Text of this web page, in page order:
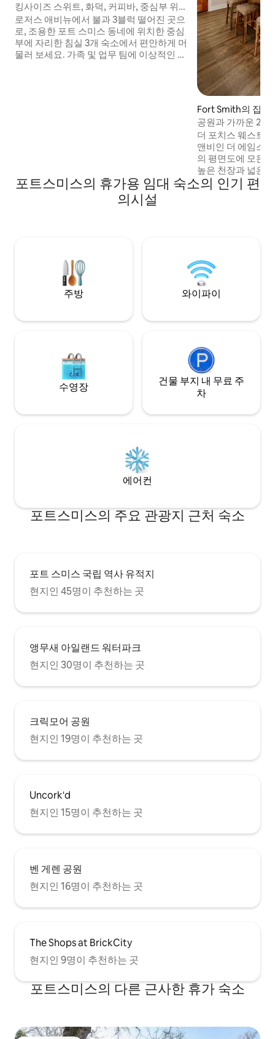
킹사이즈 스위트, 화덕, 커피바, 중심부 위
치
로저스 애비뉴에서 불과 3블럭 떨어진 곳으
로, 조용한 포트 스미스 동네에 위치한 중심
부에 자리한 침실 3개 숙소에서 편안하게 머
물러 보세요. 가족 및 업무 팀에 이상적인 숙
Fort Smith의 집
공원과 가까운 2
Ft. 스미스
더 포치스 웨스트
앤비인 더 에임스
의 평면도에 모든
높은 천장과 넓은
을 여세요. 스마트
은 대형 석영 토핑
ARCOM까지 도보
다.
포트스미스의 휴가용 임대 숙소의 인기 편
의시설
주방 와이파이
수영장
건물 부지 내 무료 주
차
에어컨
포트스미스의 주요 관광지 근처 숙소
포트 스미스 국립 역사 유적지
현지인 45명이 추천하는 곳
앵무새 아일랜드 워터파크
현지인 30명이 추천하는 곳
크릭모어 공원
현지인 19명이 추천하는 곳
Uncork'd
현지인 15명이 추천하는 곳
벤 게렌 공원
현지인 16명이 추천하는 곳
The Shops at BrickCity
현지인 9명이 추천하는 곳
포트스미스의 다른 근사한 휴가 숙소